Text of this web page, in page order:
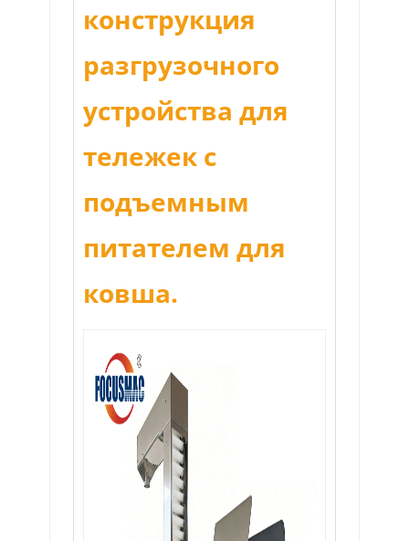
конструкция
разгрузочного
устройства для
тележек с
подъемным
питателем для
ковша.